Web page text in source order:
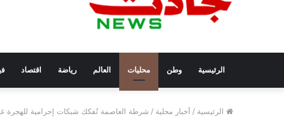
الرئيسية وطن محليات العالم رياضة اقتصاد
الرئيسية / أخبار محلية / شرطة العاصمة تُفكك شبكات إجرامية للهجرة